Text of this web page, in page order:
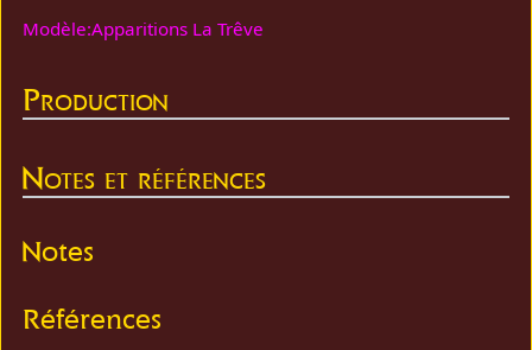
Modèle:Apparitions La Trêve
Production
Notes et références
Notes
Références